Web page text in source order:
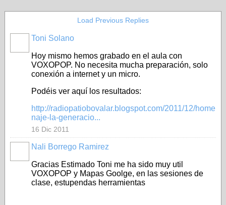
Load Previous Replies
Toni Solano
Hoy mismo hemos grabado en el aula con
VOXOPOP. No necesita mucha preparación, solo
conexión a internet y un micro.
Podéis ver aquí los resultados:
http://radiopatiobovalar.blogspot.com/2011/12/home
naje-la-generacio...
16 Dic 2011
Nali Borrego Ramirez
Gracias Estimado Toni me ha sido muy util
VOXOPOP y Mapas Goolge, en las sesiones de
clase, estupendas herramientas